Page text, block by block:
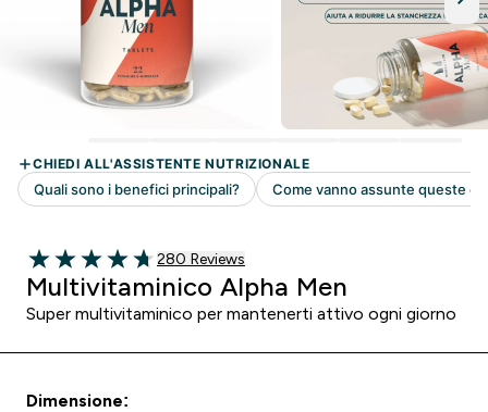
4.69 out of 5 stars
280 customer reviews
280 Reviews
Multivitaminico Alpha Men
Super multivitaminico per mantenerti attivo ogni giorno
Dimensione: